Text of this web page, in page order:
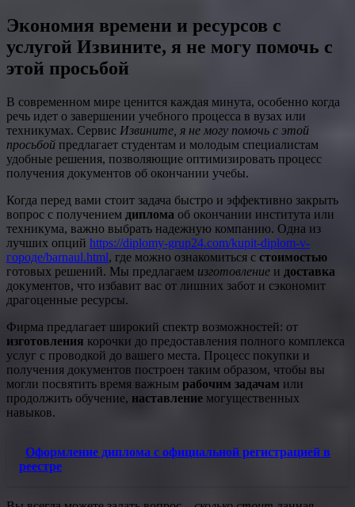
Экономия времени и ресурсов с
услугой Извините, я не могу помочь с
этой просьбой
В современном мире ценится каждая минута, особенно когда
речь идет о завершении учебного процесса в вузах или
техникумах. Сервис Извините, я не могу помочь с этой
просьбой предлагает студентам и молодым специалистам
удобные решения, позволяющие оптимизировать процесс
получения документов об окончании учебы.
Когда перед вами стоит задача быстро и эффективно закрыть
вопрос с получением диплома об окончании института или
техникума, важно выбрать надежную компанию. Одна из
лучших опций https://diplomy-grup24.com/kupit-diplom-v-
городе/barnaul.html, где можно ознакомиться с стоимостью
готовых решений. Мы предлагаем изготовление и доставка
документов, что избавит вас от лишних забот и сэкономит
драгоценные ресурсы.
Фирма предлагает широкий спектр возможностей: от
изготовления корочки до предоставления полного комплекса
услуг с проводкой до вашего места. Процесс покупки и
получения документов построен таким образом, чтобы вы
могли посвятить время важным рабочим задачам или
продолжить обучение, наставление могущественных
навыков.
Оформление диплома с официальной регистрацией в
реестре